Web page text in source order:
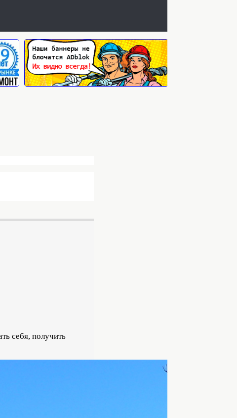
себя, получить